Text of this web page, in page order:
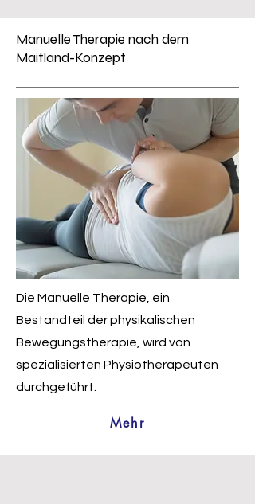
Manuelle Therapie nach dem
Maitland-Konzept
Die Manuelle Therapie, ein
Bestandteil der physikalischen
Bewegungstherapie, wird von
spezialisierten Physiotherapeuten
durchgeführt.
Mehr